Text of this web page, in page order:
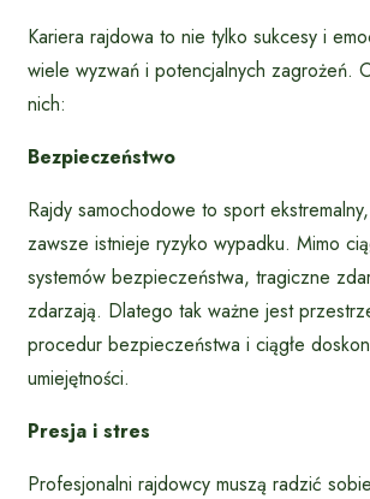
Kariera rajdowa to nie tylko sukcesy i
wiele wyzwań i potencjalnych zagrożeń.
nich:
Bezpieczeństwo
Rajdy samochodowe to sport
zawsze istnieje ryzyko wypadku. Mimo
systemów bezpieczeństwa, tragiczne
zdarzają. Dlatego tak ważne jest
procedur bezpieczeństwa i ciągłe
umiejętności.
Presja i stres
Profesjonalni rajdowcy muszą radzić